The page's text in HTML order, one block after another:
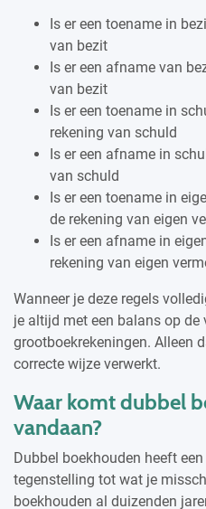
Is er een toename in
van bezit
Is er een afname van
van bezit
Is er een toename in
rekening van schuld
Is er een afname in
van schuld
Is er een toename in
de rekening van eigen
Is er een afname in
rekening van eigen
Wanneer je deze regels
je altijd met een balans op de
grootboekrekeningen. Alleen
correcte wijze verwerkt.
Waar komt dubbel
vandaan?
Dubbel boekhouden heeft
tegenstelling tot wat je
boekhouden al duizenden